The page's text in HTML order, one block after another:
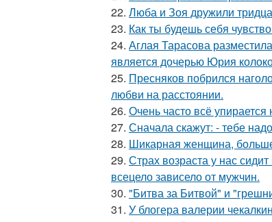
22. Люба и Зоя дружили
23. Как ты будешь себя
24. Аглая Тарасова
является дочерью Юрия
25. Пресняков побрился
любви на расстоянии.
26. Очень часто всё
27. Сначала скажут: - тебе
28. Шикарная женщина, больше
29. Страх возраста у нас
всецело зависело от мужчин.
30. "Битва за Битвой" и
31. У блогера валерии